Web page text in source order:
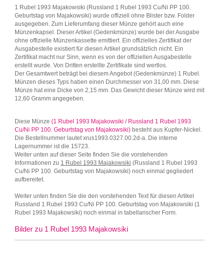
1 Rubel 1993 Majakowsiki (Russland 1 Rubel 1993 Cu/Ni PP 100.
Geburtstag von Majakowsiki) wurde offiziell ohne Blister bzw. Folder
ausgegeben. Zum Lieferumfang dieser Münze gehört auch eine
Münzenkapsel. Dieser Artikel (Gedenkmünze) wurde bei der Ausgabe
ohne offizielle Münzenkassette emittiert. Ein offizielles Zertifikat der
Ausgabestelle existiert für diesen Artikel grundsätzlich nicht. Ein
Zertifikat macht nur Sinn, wenn es von der offiziellen Ausgabestelle
erstellt wurde. Von Dritten erstellte Zertifikate sind wertlos.
Der Gesamtwert beträgt bei diesem Angebot (Gedenkmünze) 1 Rubel.
Münzen dieses Typs haben einen Durchmesser von 31,00 mm. Diese
Münze hat eine Dicke von 2,15 mm. Das Gewicht dieser Münze wird mit
12,60 Gramm angegeben.
Diese Münze (1 Rubel 1993 Majakowsiki / Russland 1 Rubel 1993
Cu/Ni PP 100. Geburtstag von Majakowsiki) besteht aus Kupfer-Nickel.
Die Bestellnummer lautet xrus1993.0327.00.2d-a. Die interne
Lagernummer ist die 15723.
Weiter unten auf dieser Seite finden Sie die vorstehenden
Informationen zu 1 Rubel 1993 Majakowsiki (Russland 1 Rubel 1993
Cu/Ni PP 100. Geburtstag von Majakowsiki) noch einmal gegliedert
aufbereitet.
Weiter unten finden Sie die den vorstehenden Text für diesen Artikel
Russland 1 Rubel 1993 Cu/Ni PP 100. Geburtstag von Majakowsiki (1
Rubel 1993 Majakowsiki) noch einmal in tabellarischer Form.
Bilder zu 1 Rubel 1993 Majakowsiki